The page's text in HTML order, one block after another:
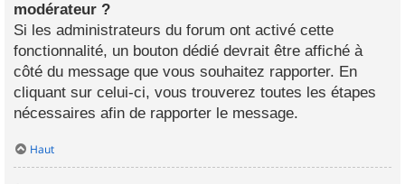
modérateur ?
Si les administrateurs du forum ont activé cette
fonctionnalité, un bouton dédié devrait être affiché à
côté du message que vous souhaitez rapporter. En
cliquant sur celui-ci, vous trouverez toutes les étapes
nécessaires afin de rapporter le message.
Haut